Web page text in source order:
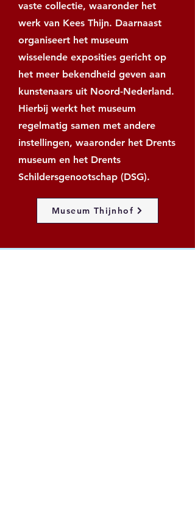
vaste collectie, waaronder het
werk van Kees Thijn. Daarnaast
organiseert het museum
wisselende exposities gericht op
het meer bekendheid geven aan
kunstenaars uit Noord-Nederland.
Hierbij werkt het museum
regelmatig samen met andere
instellingen, waaronder het Drents
museum en het Drents
Schildersgenootschap (DSG).
Museum Thijnhof